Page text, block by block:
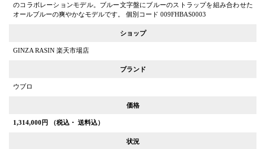
のコラボレーションモデル。ブルー文字盤にブルーのストラップを組み合わせた
オールブルーの爽やかなモデルです。 個別コード 009FHBAS0003
ショップ
GINZA RASIN 楽天市場店
ブランド
ウブロ
価格
1,314,000 円 （税込・ 送料込）
状況